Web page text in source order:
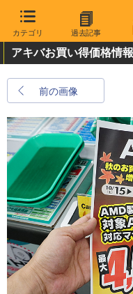
カテゴリ 過去記事
アキバお買い得価格情報
前の画像